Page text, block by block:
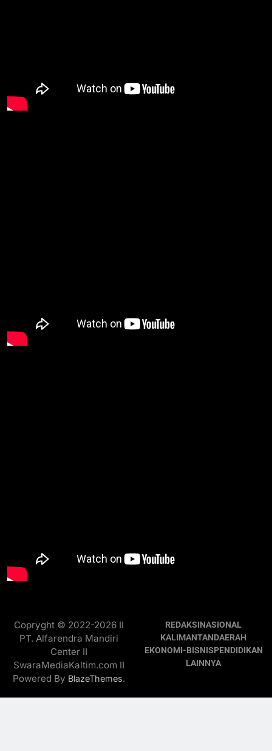
Copryght © 2022-2026 II
PT. Alfarendra Mandiri
Center II
SwaraMediaKaltim.com II
Powered By BlazeThemes.
REDAKSINASIONAL
KALIMANTANDAERAH
EKONOMI-BISNISPENDIDIKAN
LAINNYA